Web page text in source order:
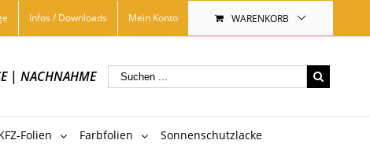
Infos / Downloads Mein Konto WARENKORB
| NACHNAHME
Folien Farbfolien Sonnenschutzlacke